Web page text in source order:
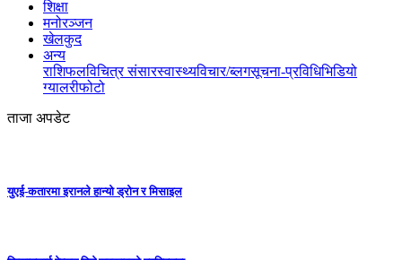
शिक्षा
मनोरञ्जन
खेलकुद
अन्य
राशिफलविचित्र संसारस्वास्थ्यविचार/ब्लगसूचना-प्रविधिभिडियो
ग्यालरीफोटो
ताजा अपडेट
युएई-कतारमा इरानले हान्यो ड्रोन र मिसाइल